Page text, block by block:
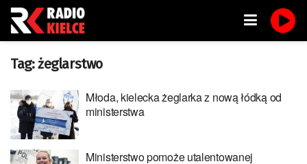
Tag:żeglarstwo
Młoda, kielecka żeglarka z nową łódką od
ministerstwa
Ministerstwo pomoże utalentowanej